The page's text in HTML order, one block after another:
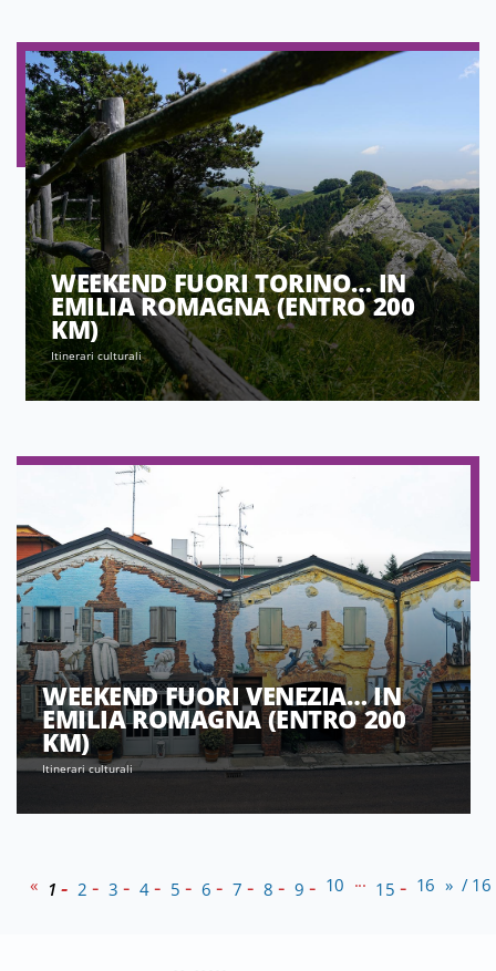
WEEKEND FUORI TORINO… IN
EMILIA ROMAGNA (ENTRO 200
KM)
Itinerari culturali
WEEKEND FUORI VENEZIA… IN
EMILIA ROMAGNA (ENTRO 200
KM)
Itinerari culturali
« 1 2 3 4 5 6 7 8 9 10 ... 15 16 » / 16